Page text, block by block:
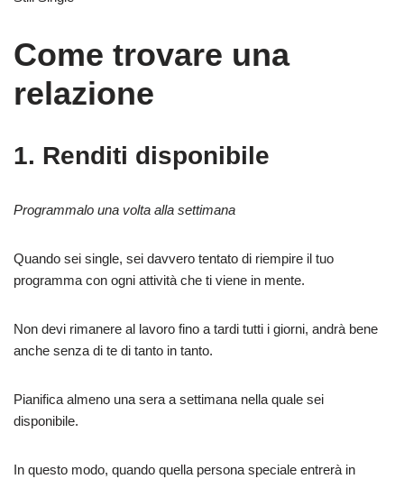
Come trovare una
relazione
1. Renditi disponibile
Programmalo una volta alla settimana
Quando sei single, sei davvero tentato di riempire il tuo
programma con ogni attività che ti viene in mente.
Non devi rimanere al lavoro fino a tardi tutti i giorni, andrà bene
anche senza di te di tanto in tanto.
Pianifica almeno una sera a settimana nella quale sei
disponibile.
In questo modo, quando quella persona speciale entrerà in